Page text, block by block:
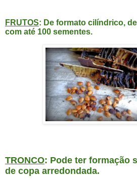
FRUTOS: De formato cilíndrico,
com até 100 sementes.
TRONCO: Pode ter formação
de copa arredondada.